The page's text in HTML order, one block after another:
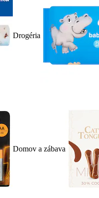
Drogéria
Domov a zábava